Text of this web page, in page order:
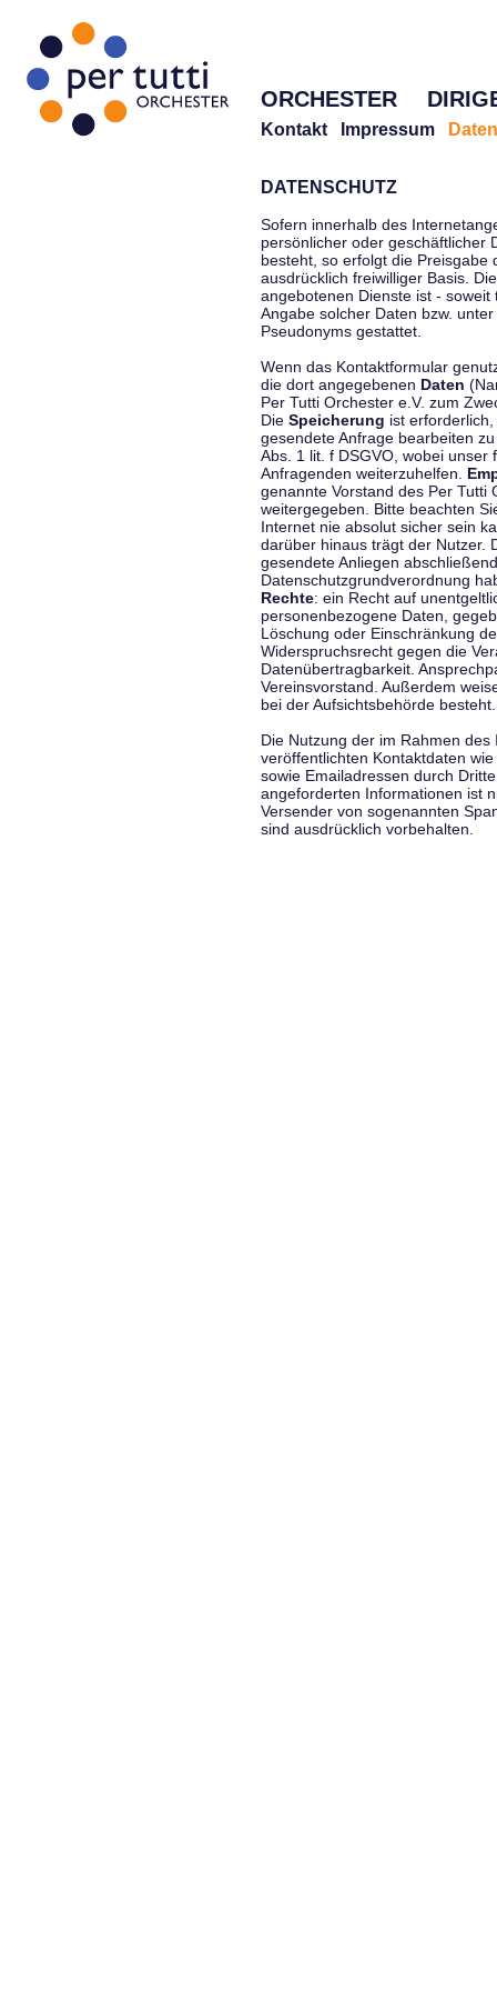
ORCHESTER
Kontakt Impressum
DATENSCHUTZ
Sofern innerhalb des
persönlicher oder geschäftlicher
besteht, so erfolgt die Preisgabe
ausdrücklich freiwilliger Basis.
angebotenen Dienste ist -
Angabe solcher Daten bzw.
Pseudonyms gestattet.
Wenn das Kontaktformular
die dort angegebenen Daten
Per Tutti Orchester e.V. zum
Die Speicherung ist
gesendete Anfrage bearbeiten
Abs. 1 lit. f DSGVO, wobei
Anfragenden weiterzuhelfen.
genannte Vorstand des Per Tutti
weitergegeben. Bitte beachten
Internet nie absolut sicher sein
darüber hinaus trägt der Nutzer.
gesendete Anliegen
Datenschutzgrundverordnung
Rechte: ein Recht auf
personenbezogene Daten,
Löschung oder Einschränkung
Widerspruchsrecht gegen die
Datenübertragbarkeit.
Vereinsvorstand. Außerdem
bei der Aufsichtsbehörde besteht.
Die Nutzung der im Rahmen
veröffentlichten Kontaktdaten
sowie Emailadressen durch
angeforderten Informationen ist
Versender von sogenannten
sind ausdrücklich vorbehalten.